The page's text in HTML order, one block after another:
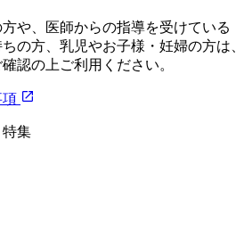
や、医師からの指導を受けている
の方、乳児やお子様・妊婦の方は、
認の上ご利用ください。
項
特集